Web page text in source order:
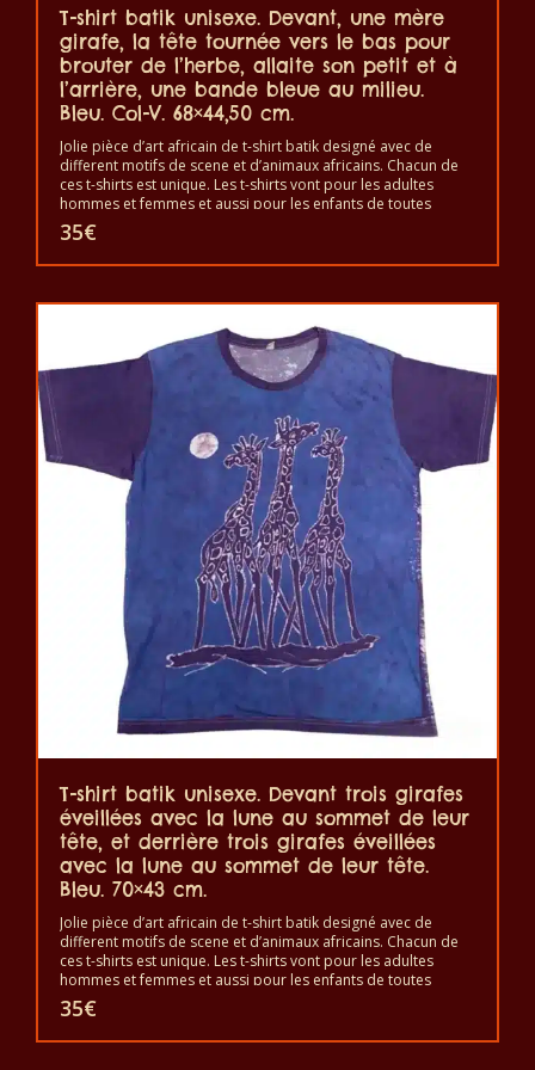
T-shirt batik unisexe. Devant, une mère
girafe, la tête tournée vers le bas pour
brouter de l’herbe, allaite son petit et à
l’arrière, une bande bleue au milieu.
Bleu. Col-V. 68×44,50 cm.
Jolie pièce d’art africain de t-shirt batik designé avec de
different motifs de scene et d’animaux africains. Chacun de
ces t-shirts est unique. Les t-shirts vont pour les adultes
hommes et femmes et aussi pour les enfants de toutes
tailles. Le t-shirt peut être lavé en machine à 40°C. Il ne fait
pas sortir de couleur. Les t-shirts sont 100% coton.
35€
T-shirt batik unisexe. Devant trois girafes
éveillées avec la lune au sommet de leur
tête, et derrière trois girafes éveillées
avec la lune au sommet de leur tête.
Bleu. 70×43 cm.
Jolie pièce d’art africain de t-shirt batik designé avec de
different motifs de scene et d’animaux africains. Chacun de
ces t-shirts est unique. Les t-shirts vont pour les adultes
hommes et femmes et aussi pour les enfants de toutes
tailles. Le t-shirt peut être lavé en machine à 40°C. Il ne fait
pas sortir de couleur. Les t-shirts sont 100% coton.
35€